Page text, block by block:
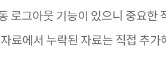
로그아웃 기능이 있으니 중요한
료에서 누락된 자료는 직접 추가